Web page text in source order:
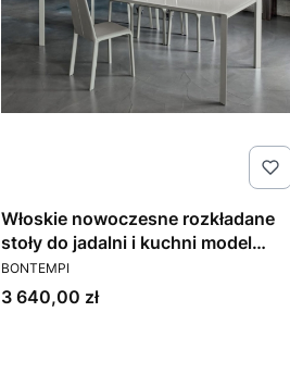
Włoskie nowoczesne rozkładane
stoły do jadalni i kuchni model
Dublino Bontempi
PRODUCENT
BONTEMPI
Cena
3 640,00 zł